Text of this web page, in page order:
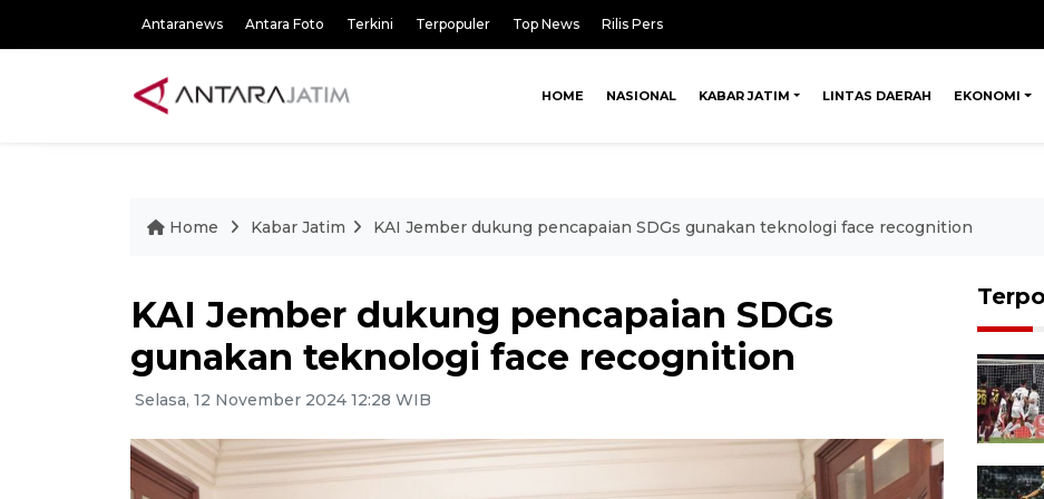
Antaranews Antara Foto Terkini Terpopuler Top News Rilis Pers
HOME NASIONAL KABAR JATIM LINTAS DAERAH EKONOMI
Home Kabar Jatim KAI Jember dukung pencapaian SDGs gunakan teknologi face recognition
KAI Jember dukung pencapaian SDGs
gunakan teknologi face recognition
Selasa, 12 November 2024 12:28 WIB